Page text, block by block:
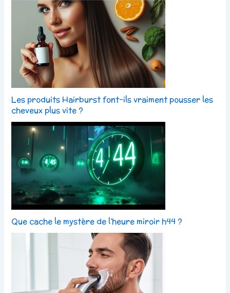
Les produits Hairburst font-ils vraiment pousser les
cheveux plus vite ?
Que cache le mystère de l’heure miroir h44 ?